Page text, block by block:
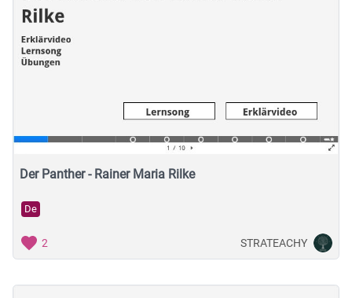
Der Panther - Rainer Maria Rilke
De
2 STRATEACHY